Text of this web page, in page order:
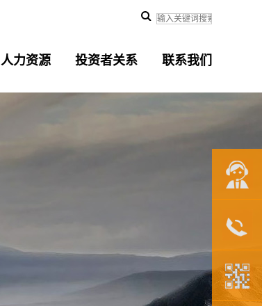
人力资源 投资者关系 联系我们
联系我们